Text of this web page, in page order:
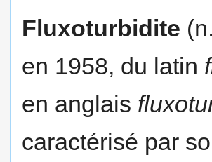
Fluxoturbidite
en 1958, du latin
en anglais
caractérisé par